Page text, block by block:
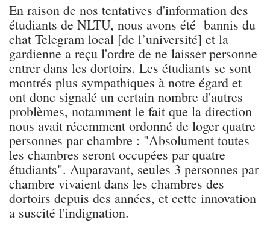
En raison de nos tentatives d'information des
étudiants de NLTU, nous avons été bannis du
chat Telegram local [de l’université] et la
gardienne a reçu l'ordre de ne laisser personne
entrer dans les dortoirs. Les étudiants se sont
montrés plus sympathiques à notre égard et
ont donc signalé un certain nombre d'autres
problèmes, notamment le fait que la direction
nous avait récemment ordonné de loger quatre
personnes par chambre : "Absolument toutes
les chambres seront occupées par quatre
étudiants". Auparavant, seules 3 personnes par
chambre vivaient dans les chambres des
dortoirs depuis des années, et cette innovation
a suscité l'indignation.